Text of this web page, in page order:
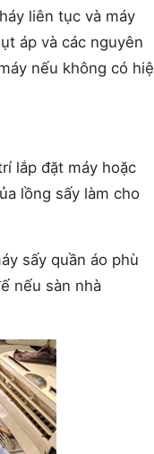
liên tục và máy
áp và các nguyên
nếu không có
lắp đặt máy hoặc
lồng sấy làm cho
sấy quần áo phù
nếu sàn nhà